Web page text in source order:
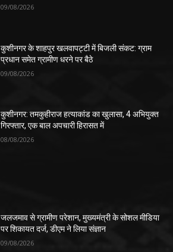
09/08/2026
कुशीनगर के शाहपुर खलवापट्टी में बिजली संकट: ग्राम
प्रधान समेत ग्रामीण धरने पर बैठे
09/08/2026
कुशीनगर: तमकुहीराज हत्याकांड का खुलासा, 4 अभियुक्त
गिरफ्तार, एक बाल अपचारी हिरासत में
08/08/2026
जलजमाव से ग्रामीण परेशान, मुख्यमंत्री के सोशल मीडिया
पर शिकायत दर्ज, डीएम ने लिया संज्ञान
09/08/2026